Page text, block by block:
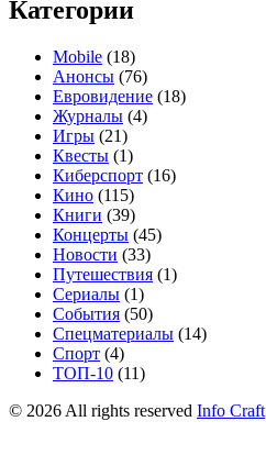
Категории
Mobile (18)
Анонсы (76)
Евровидение (18)
Журналы (4)
Игры (21)
Квесты (1)
Киберспорт (16)
Кино (115)
Книги (39)
Концерты (45)
Новости (33)
Путешествия (1)
Сериалы (1)
События (50)
Спецматериалы (14)
Спорт (4)
ТОП-10 (11)
© 2026 All rights reserved Info Craft